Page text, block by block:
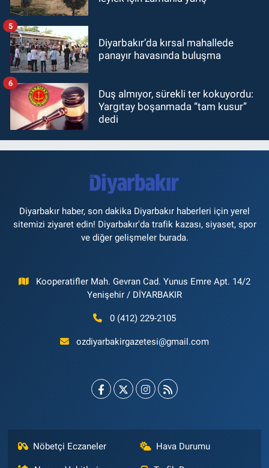
Diyarbakır’da kırsal mahallede
panayır havasında buluşma
5
Duş almıyor, sürekli ter kokuyordu:
Yargıtay boşanmada “tam kusur”
dedi
6
Diyarbakır haber, son dakika Diyarbakır haberleri için yerel
sitemizi ziyaret edin! Diyarbakır'da trafik kazası, siyaset, spor
ve diğer gelişmeler burada.
Kooperatifler Mah. Gevran Cad. Yunus Emre Apt. 14/2
Yenişehir / DİYARBAKIR
0 (412) 229-2105
ozdiyarbakirgazetesi@gmail.com
Nöbetçi Eczaneler Hava Durumu